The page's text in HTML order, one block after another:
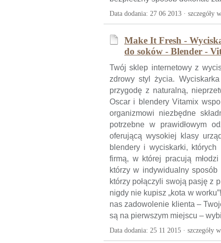
Data dodania: 27 06 2013 · szczegóły
Make It Fresh -
do soków - Blender -
Twój sklep internetowy z
zdrowy styl życia.
przygodę z naturalną,
Oscar i blendery Vitamix
organizmowi niezbędne
potrzebne w prawidłowym
oferującą wysokiej klasy
blendery i wyciskarki,
firmą, w której pracują
którzy w indywidualny
którzy połączyli swoją pasję z
nigdy nie kupisz „kota w
nas zadowolenie klienta –
są na pierwszym miejscu –
Data dodania: 25 11 2015 · szczegóły